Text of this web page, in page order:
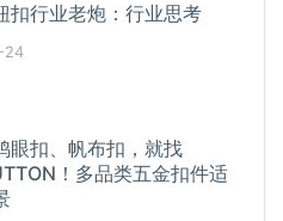
扣行业老炮：行业思考
24
眼扣、帆布扣，就找
！多品类五金扣件适